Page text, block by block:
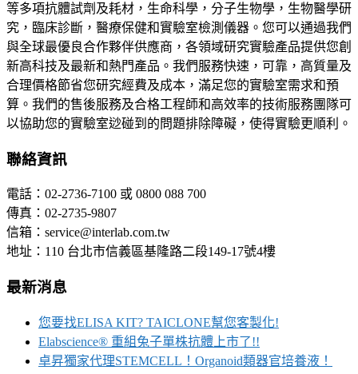
等多項抗體試劑及耗材，生命科學，分子生物學，生物醫學研
究，臨床診斷，醫療保健和實驗室檢測儀器。您可以通過我們
與全球最優良合作夥伴供應商，各領域研究實驗產品提供您創
新高科技及最新和熱門產品。我們服務快速，可靠，高質量及
合理價格節省您研究經費及成本，滿足您的實驗室需求和預
算。我們的售後服務及合格工程師和高效率的技術服務團隊可
以協助您的實驗室逤碰到的問題排除障礙，使得實驗更順利。
聯絡資訊
電話：02-2736-7100 或 0800 088 700
傳真：02-2735-9807
信箱：service@interlab.com.tw
地址：110 台北市信義區基隆路二段149-17號4樓
最新消息
您要找ELISA KIT? TAICLONE幫您客製化!
Elabscience® 重組兔子單株抗體上市了!!
卓昇獨家代理STEMCELL！Organoid類器官培養液！